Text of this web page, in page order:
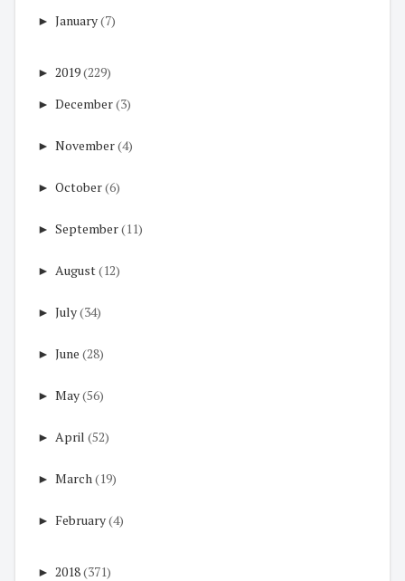
► January(7)
► 2019(229)
► December(3)
► November(4)
► October(6)
► September(11)
► August(12)
► July(34)
► June (28)
► May(56)
► April (52)
► March(19)
► February(4)
► 2018(371)